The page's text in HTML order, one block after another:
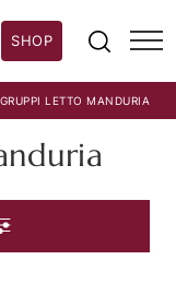
SHOP
GRUPPI LETTO MANDURIA